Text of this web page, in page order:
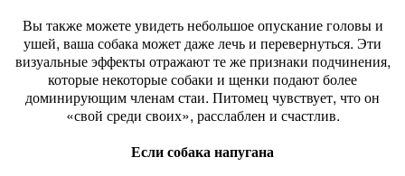
Вы также можете увидеть небольшое опускание головы и
ушей, ваша собака может даже лечь и перевернуться. Эти
визуальные эффекты отражают те же признаки подчинения,
которые некоторые собаки и щенки подают более
доминирующим членам стаи. Питомец чувствует, что он
«свой среди своих», расслаблен и счастлив.
Если собака напугана